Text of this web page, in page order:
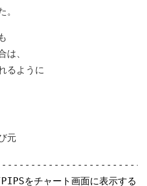
、
るように
元
をチャート画面に表示する